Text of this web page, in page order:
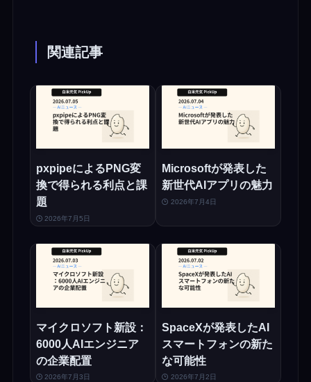
関連記事
pxpipeによるPNG変
換で得られる利点と課
題
2026年7月5日
Microsoftが発表した
新世代AIアプリの魅力
2026年7月4日
マイクロソフト新設：
6000人AIエンジニア
の企業配置
2026年7月3日
SpaceXが発表したAI
スマートフォンの新た
な可能性
2026年7月2日